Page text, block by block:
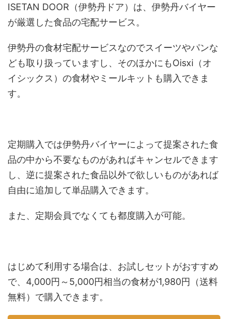
ISETAN DOOR（伊勢丹ドア）は、伊勢丹バイヤー
が厳選した食品の宅配サービス。
伊勢丹の食材宅配サービスなのでスイーツやパンな
ども取り扱っていますし、そのほかにもOisxi（オ
イシックス）の食材やミールキットも購入できま
す。
定期購入では伊勢丹バイヤーによって提案された食
品の中から不要なものがあればキャンセルできます
し、逆に提案された食品以外で欲しいものがあれば
自由に追加して単品購入できます。
また、定期会員でなくても都度購入が可能。
はじめて利用する場合は、お試しセットがおすすめ
で、4,000円～5,000円相当の食材が1,980円（送料
無料）で購入できます。